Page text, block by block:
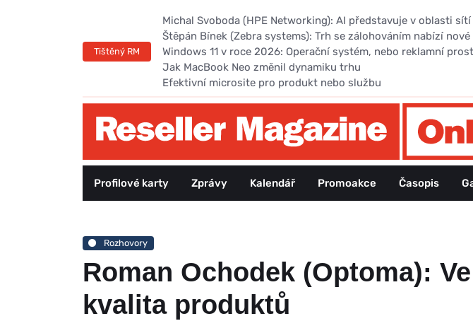
Tištěný RM
Michal Svoboda (HPE Networking): AI představuje v oblasti
Štěpán Bínek (Zebra systems): Trh se zálohováním nabízí
Windows 11 v roce 2026: Operační systém, nebo reklamní
Jak MacBook Neo změnil dynamiku trhu
Efektivní microsite pro produkt nebo službu
Profilové karty Zprávy Kalendář Promoakce Časopis
Rozhovory
Roman Ochodek (Optoma):
kvalita produktů